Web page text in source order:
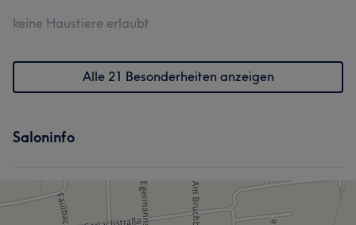
keine Haustiere erlaubt
Alle 21 Besonderheiten anzeigen
Saloninfo